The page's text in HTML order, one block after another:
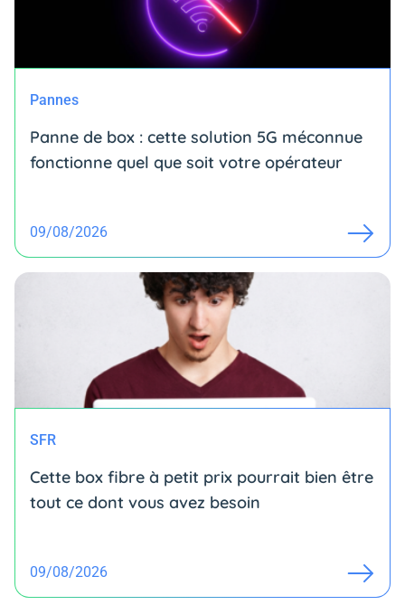
Pannes
Panne de box : cette solution 5G méconnue
fonctionne quel que soit votre opérateur
09/08/2026
SFR
Cette box fibre à petit prix pourrait bien être
tout ce dont vous avez besoin
09/08/2026